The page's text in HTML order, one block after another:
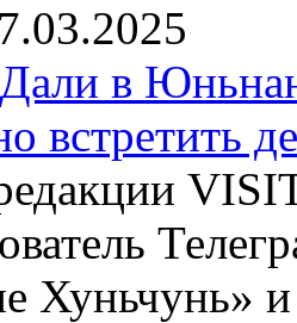
в
встретить
Хуньчунь»